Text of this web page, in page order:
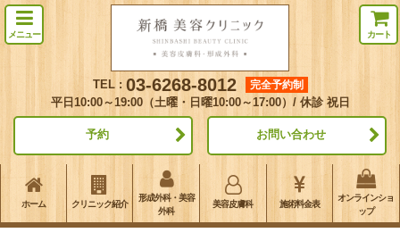
メニュー
TEL : 03-6268-8012
完全予約制
平日10:00～19:00（土曜・日曜10:00～17:00）/ 休診 祝日
予約 お問い合わせ
カート
ホーム クリニック紹介
形成外科・美容
外科
美容皮膚科 施術料金表
オンラインショ
ップ